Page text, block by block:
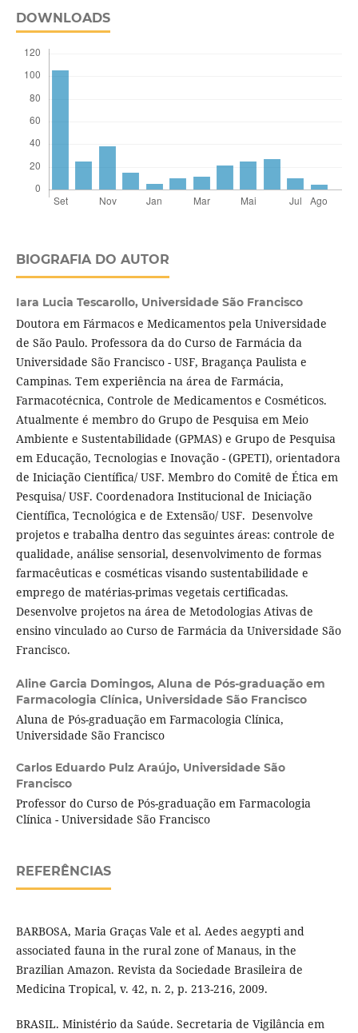
DOWNLOADS
BIOGRAFIA DO AUTOR
Iara Lucia Tescarollo, Universidade São Francisco
Doutora em Fármacos e Medicamentos pela Universidade
de São Paulo. Professora da do Curso de Farmácia da
Universidade São Francisco - USF, Bragança Paulista e
Campinas. Tem experiência na área de Farmácia,
Farmacotécnica, Controle de Medicamentos e Cosméticos.
Atualmente é membro do Grupo de Pesquisa em Meio
Ambiente e Sustentabilidade (GPMAS) e Grupo de Pesquisa
em Educação, Tecnologias e Inovação - (GPETI), orientadora
de Iniciação Científica/ USF. Membro do Comitê de Ética em
Pesquisa/ USF. Coordenadora Institucional de Iniciação
Científica, Tecnológica e de Extensão/ USF. Desenvolve
projetos e trabalha dentro das seguintes áreas: controle de
qualidade, análise sensorial, desenvolvimento de formas
farmacêuticas e cosméticas visando sustentabilidade e
emprego de matérias-primas vegetais certificadas.
Desenvolve projetos na área de Metodologias Ativas de
ensino vinculado ao Curso de Farmácia da Universidade São
Francisco.
Aline Garcia Domingos, Aluna de Pós-graduação em
Farmacologia Clínica, Universidade São Francisco
Aluna de Pós-graduação em Farmacologia Clínica,
Universidade São Francisco
Carlos Eduardo Pulz Araújo, Universidade São
Francisco
Professor do Curso de Pós-graduação em Farmacologia
Clínica - Universidade São Francisco
REFERÊNCIAS
BARBOSA, Maria Graças Vale et al. Aedes aegypti and
associated fauna in the rural zone of Manaus, in the
Brazilian Amazon. Revista da Sociedade Brasileira de
Medicina Tropical, v. 42, n. 2, p. 213-216, 2009.
BRASIL. Ministério da Saúde. Secretaria de Vigilância em